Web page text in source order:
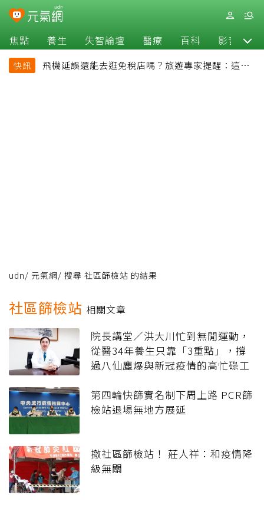
焦點 養生 失智論壇 醫療 百科 影音
快訊
飛機延誤還能去逛免稅店嗎？旅遊專家提醒：這個
udn/ 元氣網/ 搜尋 社區篩檢站 的結果
社區篩檢站 相關文章
院長講堂／洪大川忙到無閒運動，
從醫34年養生只靠「3重點」，撐
過八仙塵爆與新冠疫情的高忙碌工
第四輪快篩實名制下周上路 PCR篩
檢站退場無地方展延
撤社區篩檢站！ 莊人祥：和疫情降
級無關